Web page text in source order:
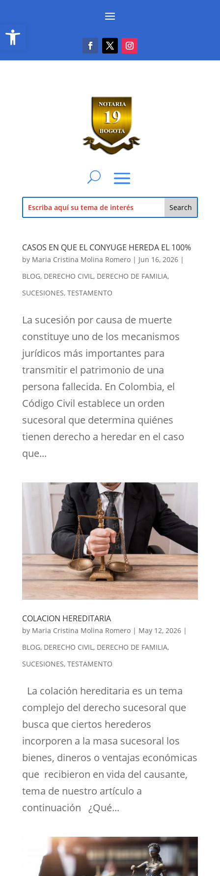
Abrir barra de herramientas
CASOS EN QUE EL CONYUGE HEREDA EL 100%
by Maria Cristina Molina Romero| Jun 16, 2026|
BLOG, DERECHO CIVIL, DERECHO DE FAMILIA,
SUCESIONES, TESTAMENTO
La sucesión por causa de muerte
constituye uno de los mecanismos
jurídicos más importantes para
transmitir el patrimonio de una
persona fallecida. En Colombia, el
Código Civil establece un orden
sucesoral que determina quiénes
tienen derecho a heredar en el caso
que...
COLACION HEREDITARIA
by Maria Cristina Molina Romero| May 12, 2026|
BLOG, DERECHO CIVIL, DERECHO DE FAMILIA,
SUCESIONES, TESTAMENTO
La colación hereditaria es un tema
complejo del derecho sucesoral que
busca que ciertos herederos
incorporen a la masa sucesoral los
bienes, dineros o ventajas económicas
que recibieron en vida del causante,
tema de nuestro artículo a
continuación ¿Qué...